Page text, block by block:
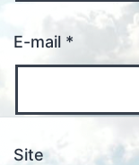
E-mail *
Site